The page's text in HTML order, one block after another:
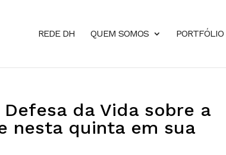
REDE DH QUEM SOMOS PORTFÓLIO
da Vida sobre a
nesta quinta em sua